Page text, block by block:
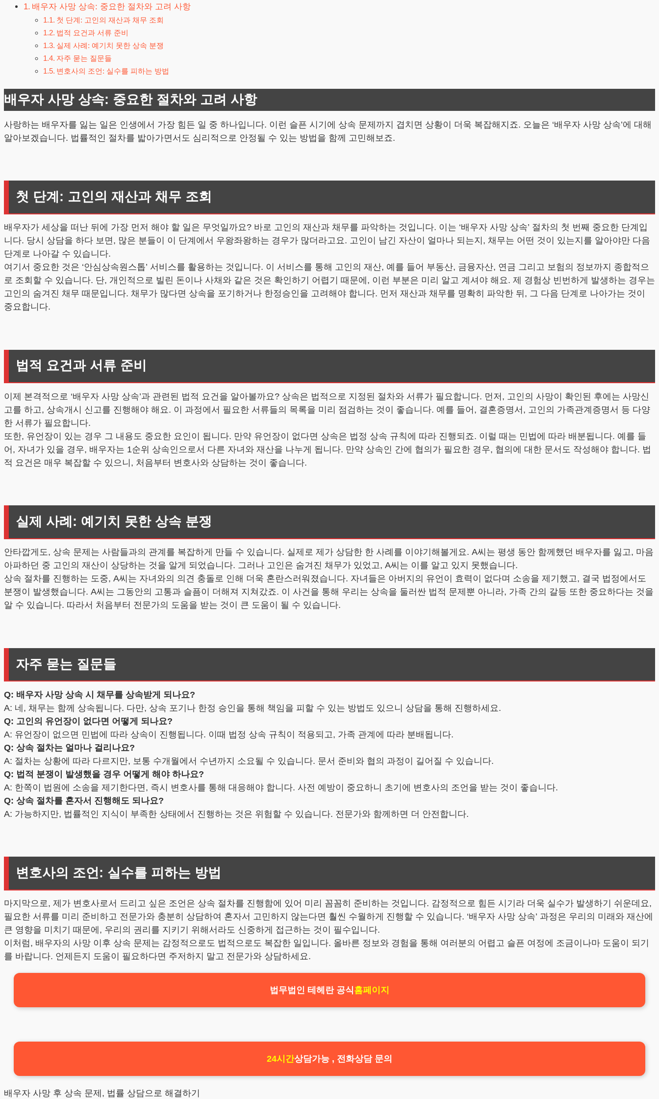
배우자 사망 상속: 중요한 절차와 고려 사항
첫 단계: 고인의 재산과 채무 조회
법적 요건과 서류 준비
실제 사례: 예기치 못한 상속 분쟁
자주 묻는 질문들
변호사의 조언: 실수를 피하는 방법
배우자 사망 상속: 중요한 절차와 고려 사항
사랑하는 배우자를 잃는 일은 인생에서 가장 힘든 일 중 하나입니다. 이런 슬픈 시기에 상속 문제까지 겹치면 상황이 더욱 복잡해지죠. 오늘은 ‘배우자 사망 상속’에 대해
알아보겠습니다. 법률적인 절차를 밟아가면서도 심리적으로 안정될 수 있는 방법을 함께 고민해보죠.
첫 단계: 고인의 재산과 채무 조회
배우자가 세상을 떠난 뒤에 가장 먼저 해야 할 일은 무엇일까요? 바로 고인의 재산과 채무를 파악하는 것입니다. 이는 ‘배우자 사망 상속’ 절차의 첫 번째 중요한 단계입
니다. 당시 상담을 하다 보면, 많은 분들이 이 단계에서 우왕좌왕하는 경우가 많더라고요. 고인이 남긴 자산이 얼마나 되는지, 채무는 어떤 것이 있는지를 알아야만 다음
단계로 나아갈 수 있습니다.
여기서 중요한 것은 ‘안심상속원스톱’ 서비스를 활용하는 것입니다. 이 서비스를 통해 고인의 재산, 예를 들어 부동산, 금융자산, 연금 그리고 보험의 정보까지 종합적으
로 조회할 수 있습니다. 단, 개인적으로 빌린 돈이나 사채와 같은 것은 확인하기 어렵기 때문에, 이런 부분은 미리 알고 계셔야 해요. 제 경험상 빈번하게 발생하는 경우는
고인의 숨겨진 채무 때문입니다. 채무가 많다면 상속을 포기하거나 한정승인을 고려해야 합니다. 먼저 재산과 채무를 명확히 파악한 뒤, 그 다음 단계로 나아가는 것이
중요합니다.
법적 요건과 서류 준비
이제 본격적으로 ‘배우자 사망 상속’과 관련된 법적 요건을 알아볼까요? 상속은 법적으로 지정된 절차와 서류가 필요합니다. 먼저, 고인의 사망이 확인된 후에는 사망신
고를 하고, 상속개시 신고를 진행해야 해요. 이 과정에서 필요한 서류들의 목록을 미리 점검하는 것이 좋습니다. 예를 들어, 결혼증명서, 고인의 가족관계증명서 등 다양
한 서류가 필요합니다.
또한, 유언장이 있는 경우 그 내용도 중요한 요인이 됩니다. 만약 유언장이 없다면 상속은 법정 상속 규칙에 따라 진행되죠. 이럴 때는 민법에 따라 배분됩니다. 예를 들
어, 자녀가 있을 경우, 배우자는 1순위 상속인으로서 다른 자녀와 재산을 나누게 됩니다. 만약 상속인 간에 협의가 필요한 경우, 협의에 대한 문서도 작성해야 합니다. 법
적 요건은 매우 복잡할 수 있으니, 처음부터 변호사와 상담하는 것이 좋습니다.
실제 사례: 예기치 못한 상속 분쟁
안타깝게도, 상속 문제는 사람들과의 관계를 복잡하게 만들 수 있습니다. 실제로 제가 상담한 한 사례를 이야기해볼게요. A씨는 평생 동안 함께했던 배우자를 잃고, 마음
아파하던 중 고인의 재산이 상당하는 것을 알게 되었습니다. 그러나 고인은 숨겨진 채무가 있었고, A씨는 이를 알고 있지 못했습니다.
상속 절차를 진행하는 도중, A씨는 자녀와의 의견 충돌로 인해 더욱 혼란스러워졌습니다. 자녀들은 아버지의 유언이 효력이 없다며 소송을 제기했고, 결국 법정에서도
분쟁이 발생했습니다. A씨는 그동안의 고통과 슬픔이 더해져 지쳐갔죠. 이 사건을 통해 우리는 상속을 둘러싼 법적 문제뿐 아니라, 가족 간의 갈등 또한 중요하다는 것을
알 수 있습니다. 따라서 처음부터 전문가의 도움을 받는 것이 큰 도움이 될 수 있습니다.
자주 묻는 질문들
Q: 배우자 사망 상속 시 채무를 상속받게 되나요?
A: 네, 채무는 함께 상속됩니다. 다만, 상속 포기나 한정 승인을 통해 책임을 피할 수 있는 방법도 있으니 상담을 통해 진행하세요.
Q: 고인의 유언장이 없다면 어떻게 되나요?
A: 유언장이 없으면 민법에 따라 상속이 진행됩니다. 이때 법정 상속 규칙이 적용되고, 가족 관계에 따라 분배됩니다.
Q: 상속 절차는 얼마나 걸리나요?
A: 절차는 상황에 따라 다르지만, 보통 수개월에서 수년까지 소요될 수 있습니다. 문서 준비와 협의 과정이 길어질 수 있습니다.
Q: 법적 분쟁이 발생했을 경우 어떻게 해야 하나요?
A: 한쪽이 법원에 소송을 제기한다면, 즉시 변호사를 통해 대응해야 합니다. 사전 예방이 중요하니 초기에 변호사의 조언을 받는 것이 좋습니다.
Q: 상속 절차를 혼자서 진행해도 되나요?
A: 가능하지만, 법률적인 지식이 부족한 상태에서 진행하는 것은 위험할 수 있습니다. 전문가와 함께하면 더 안전합니다.
변호사의 조언: 실수를 피하는 방법
마지막으로, 제가 변호사로서 드리고 싶은 조언은 상속 절차를 진행함에 있어 미리 꼼꼼히 준비하는 것입니다. 감정적으로 힘든 시기라 더욱 실수가 발생하기 쉬운데요,
필요한 서류를 미리 준비하고 전문가와 충분히 상담하여 혼자서 고민하지 않는다면 훨씬 수월하게 진행할 수 있습니다. ‘배우자 사망 상속’ 과정은 우리의 미래와 재산에
큰 영향을 미치기 때문에, 우리의 권리를 지키기 위해서라도 신중하게 접근하는 것이 필수입니다.
이처럼, 배우자의 사망 이후 상속 문제는 감정적으로도 법적으로도 복잡한 일입니다. 올바른 정보와 경험을 통해 여러분의 어렵고 슬픈 여정에 조금이나마 도움이 되기
를 바랍니다. 언제든지 도움이 필요하다면 주저하지 말고 전문가와 상담하세요.
법무법인 테헤란 공식홈페이지
24시간상담가능 , 전화상담 문의
배우자 사망 후 상속 문제, 법률 상담으로 해결하기